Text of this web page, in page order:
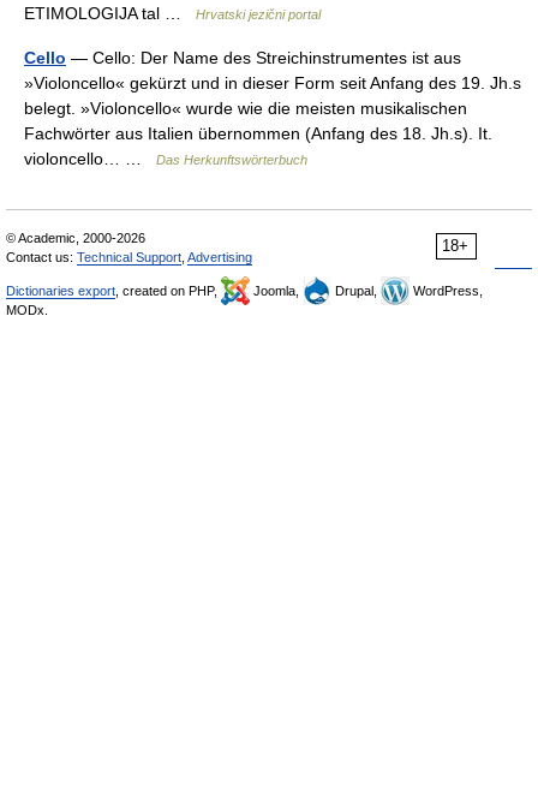
ETIMOLOGIJA tal …
Hrvatski jezični portal
Cello — Cello: Der Name des Streichinstrumentes ist aus
»Violoncello« gekürzt und in dieser Form seit Anfang des 19. Jh.s
belegt. »Violoncello« wurde wie die meisten musikalischen
Fachwörter aus Italien übernommen (Anfang des 18. Jh.s). It.
violoncello… …
Das Herkunftswörterbuch
18+
© Academic, 2000-2026
Contact us: Technical Support Advertising
Dictionaries export , created on PHP, Joomla, Drupal,
WordPress,
MODx.